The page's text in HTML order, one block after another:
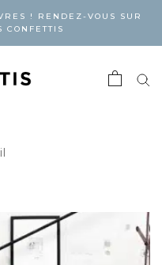
! RENDEZ-VOUS SUR
CONFETTIS